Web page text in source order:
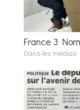
France 3
Dans les médias